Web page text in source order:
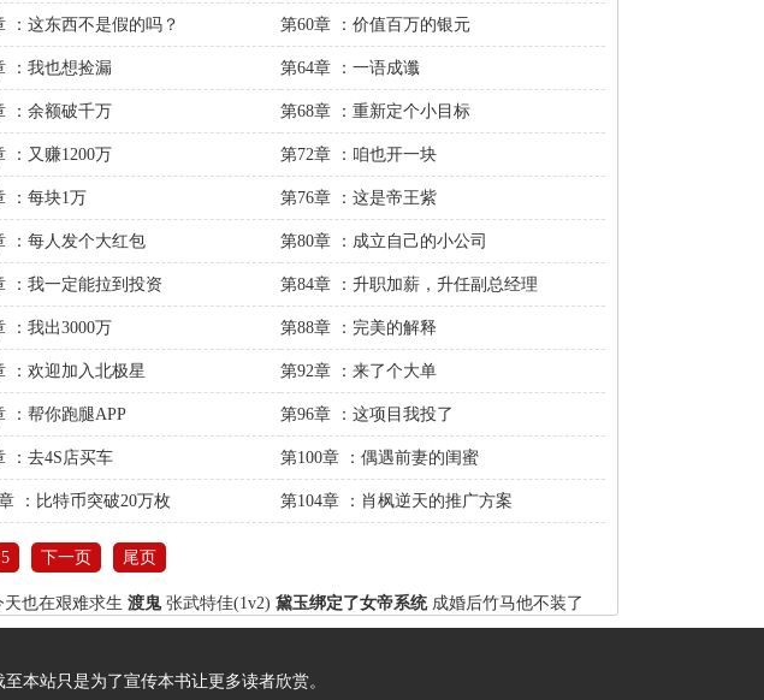
：这东西不是假的吗？ 第60章 ：价值百万的银元
：我也想捡漏 第64章 ：一语成谶
：余额破千万 第68章 ：重新定个小目标
：又赚1200万 第72章 ：咱也开一块
：每块1万 第76章 ：这是帝王紫
：每人发个大红包 第80章 ：成立自己的小公司
：我一定能拉到投资 第84章 ：升职加薪，升任副总经理
：我出3000万 第88章 ：完美的解释
：欢迎加入北极星 第92章 ：来了个大单
：帮你跑腿APP 第96章 ：这项目我投了
：去4S店买车 第100章 ：偶遇前妻的闺蜜
：比特币突破20万枚 第104章 ：肖枫逆天的推广方案
5 下一页 尾页
也在艰难求生 渡鬼 张武特佳(1v2) 黛玉绑定了女帝系统 成婚后竹马他不装了
本站只是为了宣传本书让更多读者欣赏。